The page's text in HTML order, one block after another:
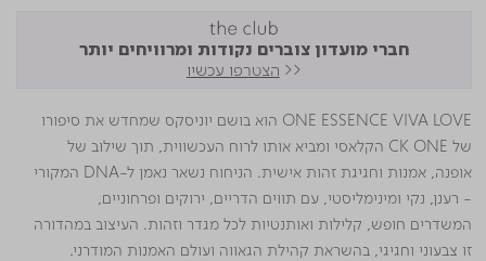
חברי מועדון צוברים נקודות ומרוויחים יותר
<< הצטרפו עכשיו
ONE ESSENCE VIVA LOVE הוא בושם יוניסקס שמחדש את סיפורו
של CK ONE הקלאסי ומביא אותו לרוח העכשווית, תוך שילוב של
אופנה, אמנות וחגיגת זהות אישית. הניחוח נשאר נאמן ל-DNA המקורי
- רענן, נקי ומינימליסטי, עם תווים הדריים, ירוקים ופרחוניים,
המשדרים חופש, קלילות ואותנטיות לכל מגדר וזהות. העיצוב במהדורה
זו צבעוני וחגיגי, בהשראת קהילת הגאווה ועולם האמנות המודרני.